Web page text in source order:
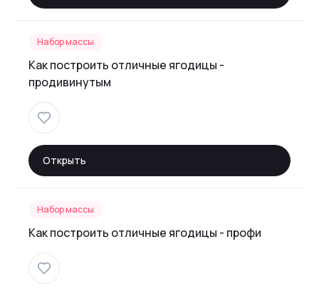
Набор массы
Как построить отличные ягодицы -
продивинутым
Открыть
Набор массы
Как построить отличные ягодицы - профи